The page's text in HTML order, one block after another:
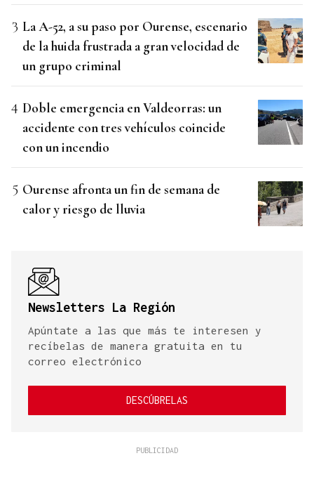
La A-52, a su paso por Ourense, escenario
de la huida frustrada a gran velocidad de
un grupo criminal
Doble emergencia en Valdeorras: un
accidente con tres vehículos coincide
con un incendio
Ourense afronta un fin de semana de
calor y riesgo de lluvia
Newsletters La Región
Apúntate a las que más te interesen y
recíbelas de manera gratuita en tu
correo electrónico
DESCÚBRELAS